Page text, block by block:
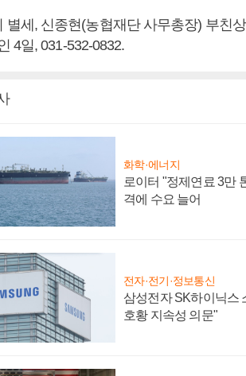
세, 신종현(농협재단 사무총장) 부친
4일, 031-532-0832.
화학·에너지
로이터 "정제연료 3만
격에 수요 늘어
전자·전기·정보통신
삼성전자 SK하이닉스
호황 지속성 의문"